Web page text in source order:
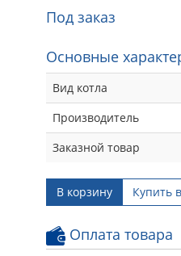
Под заказ
Основные
Вид котла
Производитель
Заказной товар
В корзину Купить
Оплата товара